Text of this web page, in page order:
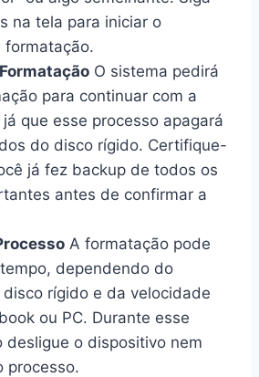
na tela para iniciar o
formatação.
O sistema pedirá
para continuar com a
que esse processo apagará
do disco rígido. Certifique-
já fez backup de todos os
antes de confirmar a
A formatação pode
dependendo do
rígido e da velocidade
ou PC. Durante esse
desligue o dispositivo nem
processo.